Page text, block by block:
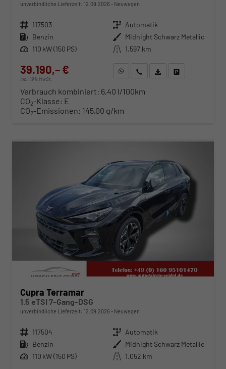
unverbindliche Lieferzeit: 12.09.2026 Neuwagen
Fahrzeugnr. 117503 Getriebe Automatik
Kraftstoff Benzin Außenfarbe Midnight Schwarz Metallic
Leistung 110 kW (150 PS) Kilometerstand 1.597 km
39.190,– €
incl. 19% MwSt.
WhatsApp anfragen
Wir rufen Sie anFahrzeugexposé (PDF)
Verbrauch kombiniert: 6,40 l/100km
CO2-Klasse: E
CO2-Emissionen: 145,00 g/km
Cupra Terramar
1.5 eTSI 7-Gang-DSG
unverbindliche Lieferzeit: 12.09.2026 Neuwagen
Fahrzeugnr. 117504 Getriebe Automatik
Kraftstoff Benzin Außenfarbe Midnight Schwarz Metallic
Leistung 110 kW (150 PS) Kilometerstand 1.052 km